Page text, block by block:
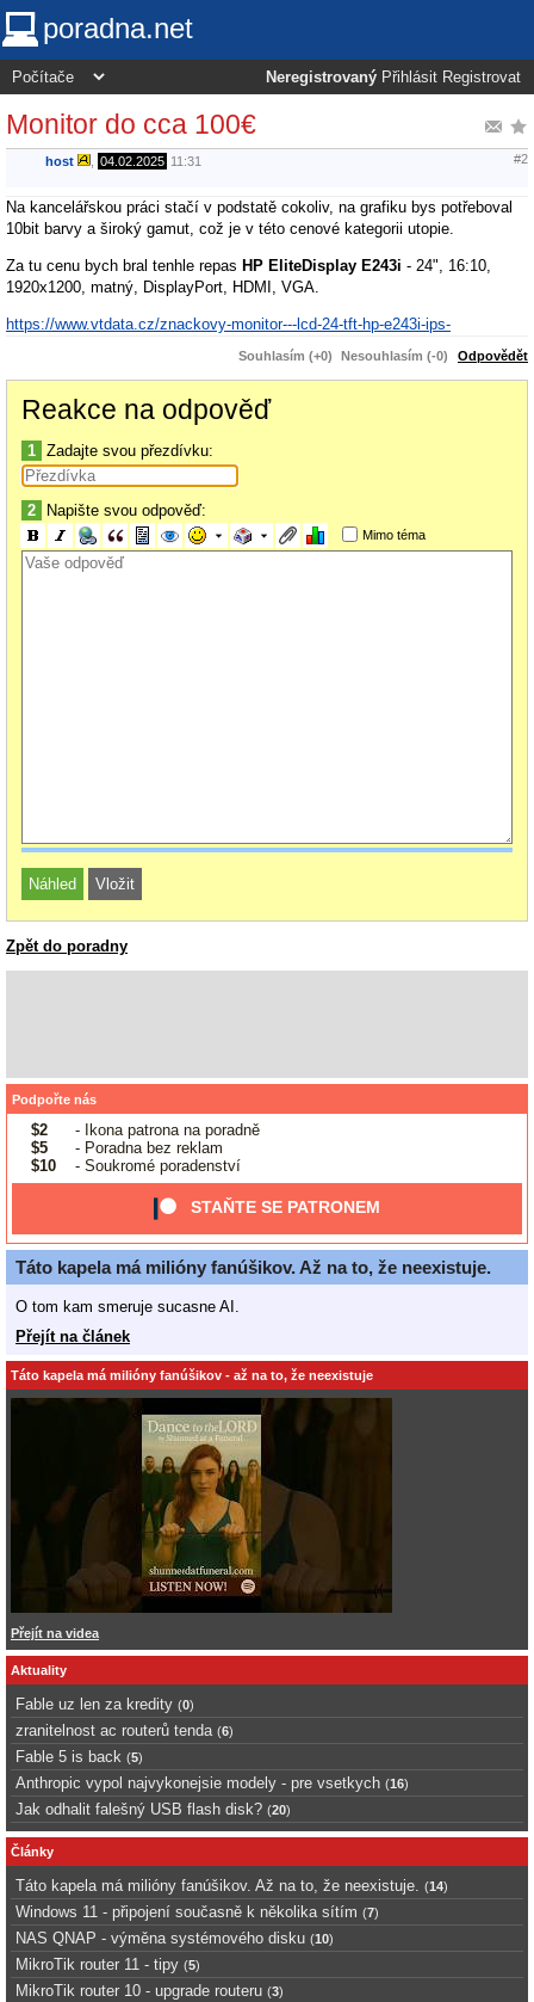
poradna.net
Neregistrovaný Přihlásit Registrovat
Monitor do cca 100€
host 04.02.2025 11:31 #2
Na kancelářskou práci stačí v podstatě cokoliv, na grafiku bys potřeboval
10bit barvy a široký gamut, což je v této cenové kategorii utopie.
Za tu cenu bych bral tenhle repas HP EliteDisplay E243i - 24", 16:10,
1920x1200, matný, DisplayPort, HDMI, VGA.
https://www.vtdata.cz/znackovy-monitor---lcd-24-tft-hp-e243i-ips-
Souhlasím (+0) Nesouhlasím (-0) Odpovědět
Reakce na odpověď
1 Zadajte svou přezdívku:
2 Napište svou odpověď:
Mimo téma
Zpět do poradny
Podpořte nás
$2
- Ikona patrona na poradně
$5
- Poradna bez reklam
$10
- Soukromé poradenství
STAŇTE SE PATRONEM
Táto kapela má milióny fanúšikov. Až na to, že neexistuje.
O tom kam smeruje sucasne AI.
Přejít na článek
Táto kapela má milióny fanúšikov - až na to, že neexistuje
Přejít na videa
Aktuality
Fable uz len za kredity (0)
zranitelnost ac routerů tenda (6)
Fable 5 is back (5)
Anthropic vypol najvykonejsie modely - pre vsetkych (16)
Jak odhalit falešný USB flash disk? (20)
Články
Táto kapela má milióny fanúšikov. Až na to, že neexistuje. (14)
Windows 11 - připojení současně k několika sítím (7)
NAS QNAP - výměna systémového disku (10)
MikroTik router 11 - tipy (5)
MikroTik router 10 - upgrade routeru (3)